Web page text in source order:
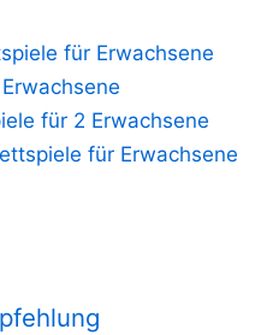
für Erwachsene
für 2 Erwachsene
für Erwachsene